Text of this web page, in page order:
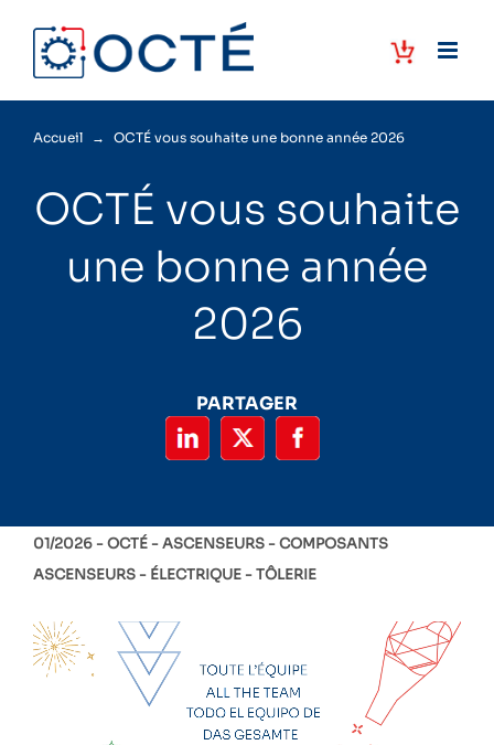
contenu
Accueil → OCTÉ vous souhaite une bonne année 2026
OCTÉ vous souhaite
une bonne année
2026
PARTAGER
01/2026 -OCTÉ ASCENSEURS
COMPOSANTS
ASCENSEURS
ÉLECTRIQUE TÔLERIE